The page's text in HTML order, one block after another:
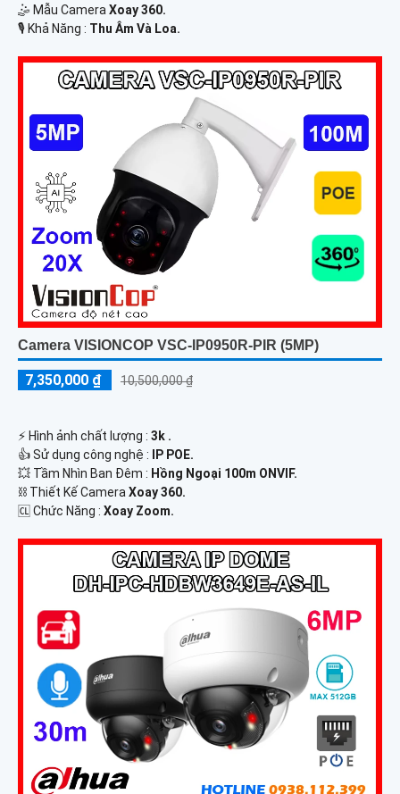
🤹 Mẫu CameraXoay 360.
️🎙 Khả Năng : Thu Âm Và Loa.
Camera VISIONCOP VSC-IP0950R-PIR (5MP)
7,350,000 ₫ 10,500,000 ₫
️⚡ Hình ảnh chất lượng : 3k .
👍 Sử dụng công nghệ :
IP POE.
💥 Tầm Nhìn Ban Đêm : Hồng Ngoại 100m ONVIF.
⛓ Thiết Kế Camera Xoay 360.
️🆑 Chức Năng : Xoay Zoom.